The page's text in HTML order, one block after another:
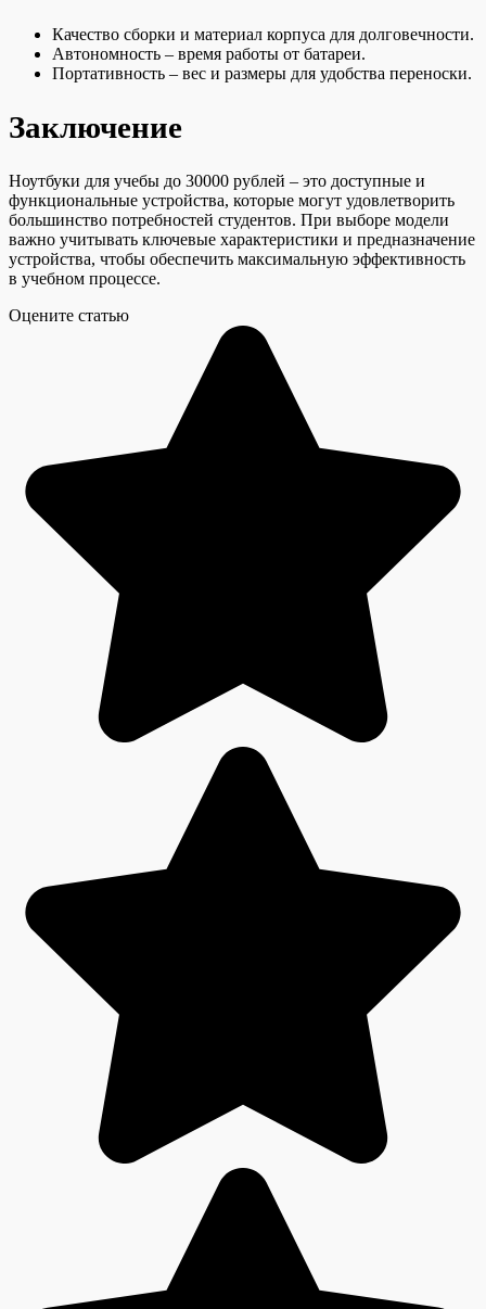
Качество сборки и материал корпуса для долговечности.
Автономность – время работы от батареи.
Портативность – вес и размеры для удобства переноски.
Заключение
Ноутбуки для учебы до 30000 рублей – это доступные и
функциональные устройства, которые могут удовлетворить
большинство потребностей студентов. При выборе модели
важно учитывать ключевые характеристики и предназначение
устройства, чтобы обеспечить максимальную эффективность
в учебном процессе.
Оцените статью